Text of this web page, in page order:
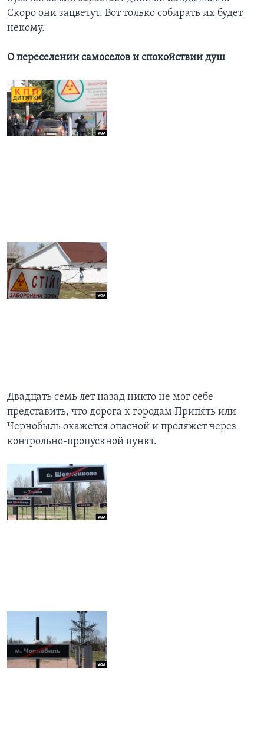
Скоро они зацветут. Вот только собирать их будет
некому.
О переселении самоселов и спокойствии душ
Двадцать семь лет назад никто не мог себе
представить, что дорога к городам Припять или
Чернобыль окажется опасной и проляжет через
контрольно-пропускной пункт.